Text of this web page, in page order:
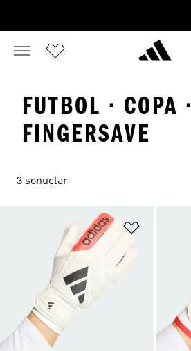
FUTBOL · COPA ·
FINGERSAVE
3 sonuçlar